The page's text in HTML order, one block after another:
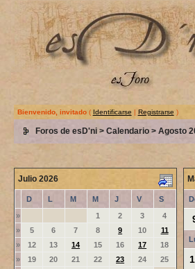
Bienvenido, invitado( Identificarse | Registrarse )
Foros de esD'ni> Calendario> Agosto
Julio 2026
D L M M J V
S
»
1 2 3
4
»
5 6 7 8 9 10
11
»
12 13 14 15 16 17
18
»
19 20 21 22 23 24
25